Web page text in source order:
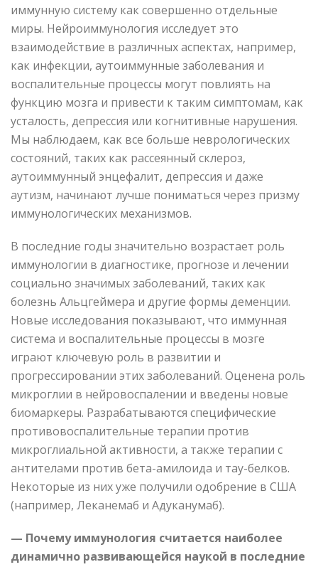
иммунную систему как совершенно отдельные
миры. Нейроиммунология исследует это
взаимодействие в различных аспектах, например,
как инфекции, аутоиммунные заболевания и
воспалительные процессы могут повлиять на
функцию мозга и привести к таким симптомам, как
усталость, депрессия или когнитивные нарушения.
Мы наблюдаем, как все больше неврологических
состояний, таких как рассеянный склероз,
аутоиммунный энцефалит, депрессия и даже
аутизм, начинают лучше пониматься через призму
иммунологических механизмов.
В последние годы значительно возрастает роль
иммунологии в диагностике, прогнозе и лечении
социально значимых заболеваний, таких как
болезнь Альцгеймера и другие формы деменции.
Новые исследования показывают, что иммунная
система и воспалительные процессы в мозге
играют ключевую роль в развитии и
прогрессировании этих заболеваний. Оценена роль
микроглии в нейровоспалении и введены новые
биомаркеры. Разрабатываются специфические
противовоспалительные терапии против
микроглиальной активности, а также терапии с
антителами против бета-амилоида и тау-белков.
Некоторые из них уже получили одобрение в США
(например, Леканемаб и Адуканумаб).
— Почему иммунология считается наиболее
динамично развивающейся наукой в последние